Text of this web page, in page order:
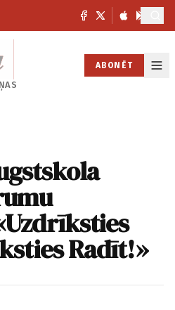
ABONĒT
Radīt!»